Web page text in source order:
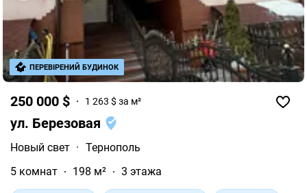
250 000 $ 1 263 $ за м²
ул. Березовая
Новый свет · Тернополь
5 комнат
198 м² 3 этажа
ПЕРЕВІРЕНИЙ БУДИНОК